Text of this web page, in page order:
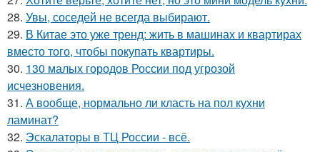
28. Увы, соседей не всегда выбирают.
29. В Китае это уже тренд: жить в машинах и квартирах
вместо того, чтобы покупать квартиры.
30. 130 малых городов России под угрозой
исчезновения.
31. А вообще, нормально ли класть на пол кухни
ламинат?
32. Эскалаторы в ТЦ России - всё.